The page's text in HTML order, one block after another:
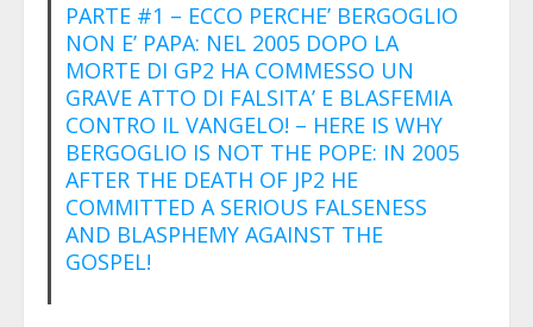
PARTE #1 – ECCO PERCHE’ BERGOGLIO
NON E’ PAPA: NEL 2005 DOPO LA
MORTE DI GP2 HA COMMESSO UN
GRAVE ATTO DI FALSITA’ E BLASFEMIA
CONTRO IL VANGELO! – HERE IS WHY
BERGOGLIO IS NOT THE POPE: IN 2005
AFTER THE DEATH OF JP2 HE
COMMITTED A SERIOUS FALSENESS
AND BLASPHEMY AGAINST THE
GOSPEL!